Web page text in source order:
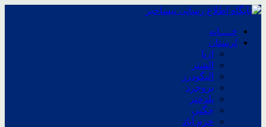
خــــانه
لرستان
ازنا
الشتر
الیگودرز
بروجرد
پلدختر
چگنی
خرم آباد